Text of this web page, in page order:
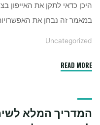
היכן כדאי לתקן את האייפון
במאמר זה נבחן את
Uncategorized
READ MORE
שנשבר
המדריך המלא